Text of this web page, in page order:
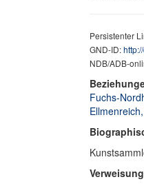
Persistenter
GND-ID:
NDB/ADB-
Fuchs-